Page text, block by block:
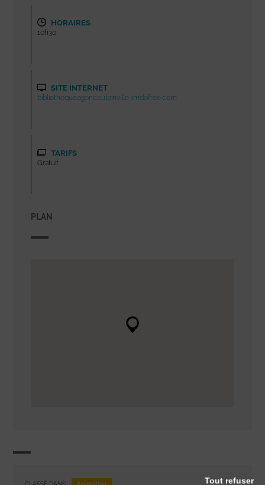
HORAIRES
10h30
SITE INTERNET
bibliothequeagoncoutainville.jimdofree.com
TARIFS
Gratuit
PLAN
Tout refuser